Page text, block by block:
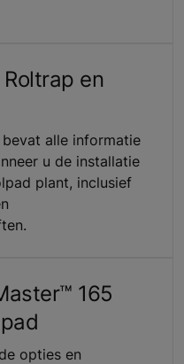
en
alle informatie
u de installatie
plant, inclusief
165
opties en